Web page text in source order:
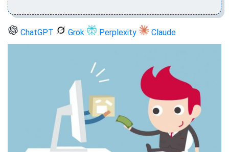
ChatGPT Grok Perplexity Claude